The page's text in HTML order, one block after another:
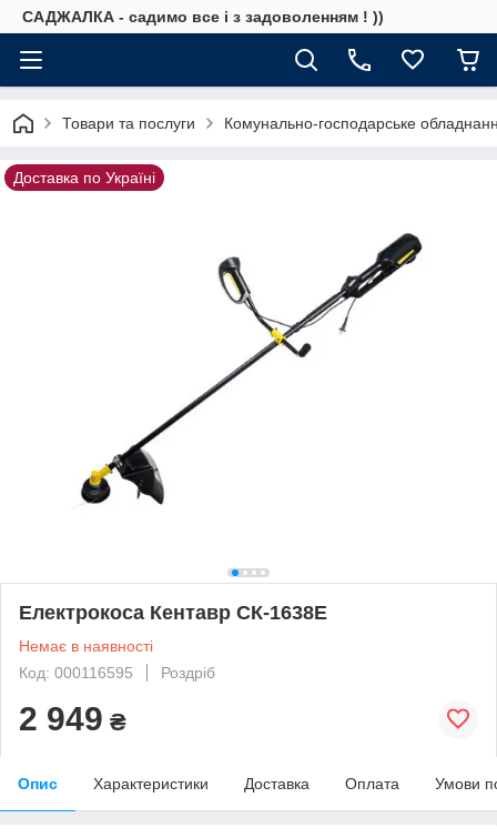
САДЖАЛКА - садимо все і з задоволенням ! ))
Товари та послуги Комунально-господарське
Доставка по Україні
Електрокоса Кентавр СК-1638Е
Немає в наявності
Код: 000116595
Роздріб
2 949 ₴
Опис Характеристики Доставка Оплата Умови